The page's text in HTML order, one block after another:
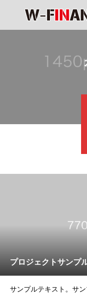
プロジェクトサンプ
サンプルテキスト。サン